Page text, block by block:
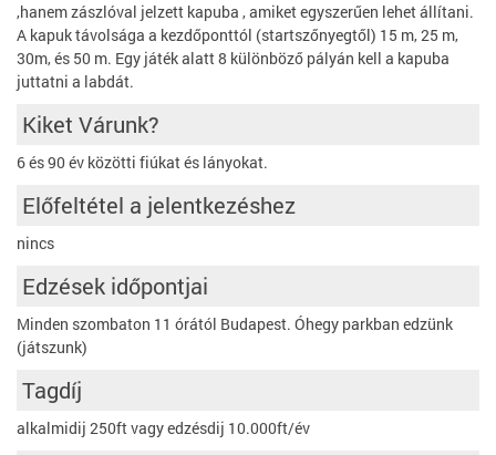
,hanem zászlóval jelzett kapuba , amiket egyszerűen lehet állítani.
A kapuk távolsága a kezdőponttól (startszőnyegtől) 15 m, 25 m,
30m, és 50 m. Egy játék alatt 8 különböző pályán kell a kapuba
juttatni a labdát.
Kiket Várunk?
6 és 90 év közötti fiúkat és lányokat.
Előfeltétel a jelentkezéshez
nincs
Edzések időpontjai
Minden szombaton 11 órától Budapest. Óhegy parkban edzünk
(játszunk)
Tagdíj
alkalmidij 250ft vagy edzésdij 10.000ft/év